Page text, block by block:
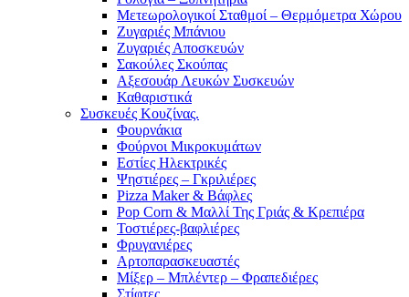
Μετεωρολογικοί Σταθμοί – Θερμόμετρα Χώρου
Ζυγαριές Μπάνιου
Ζυγαριές Αποσκευών
Σακούλες Σκούπας
Αξεσουάρ Λευκών Συσκευών
Καθαριστικά
Συσκευές Κουζίνας.
Φουρνάκια
Φούρνοι Μικροκυμάτων
Εστίες Ηλεκτρικές
Ψηστιέρες – Γκριλιέρες
Pizza Maker & Βάφλες
Pop Corn & Μαλλί Της Γριάς & Κρεπιέρα
Τοστιέρες-βαφλιέρες
Φρυγανιέρες
Αρτοπαρασκευαστές
Μίξερ – Μπλέντερ – Φραπεδιέρες